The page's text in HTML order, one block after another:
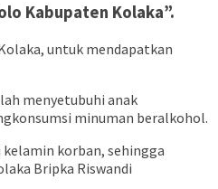
Kabupaten Kolaka”.
untuk mendapatkan
menyetubuhi anak
minuman beralkohol.
korban, sehingga
Bripka Riswandi